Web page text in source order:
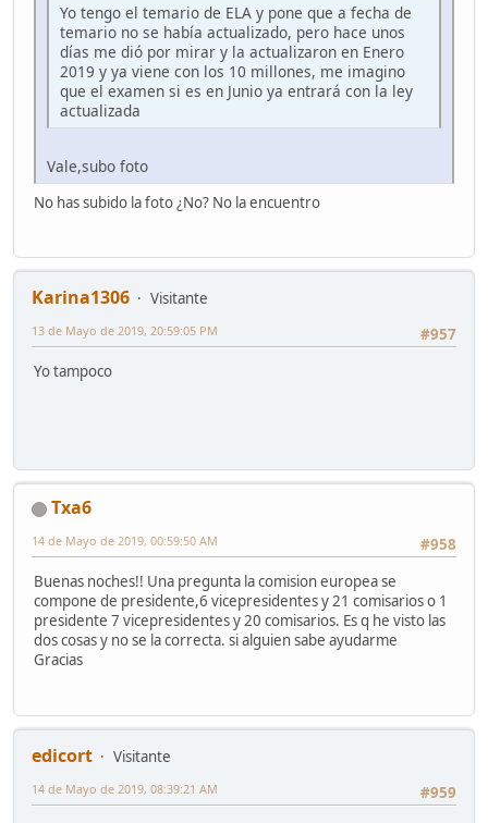
Yo tengo el temario de ELA y pone que a fecha de
temario no se había actualizado, pero hace unos
días me dió por mirar y la actualizaron en Enero
2019 y ya viene con los 10 millones, me imagino
que el examen si es en Junio ya entrará con la ley
actualizada
Vale,subo foto
No has subido la foto ¿No? No la encuentro
Karina1306
Visitante
#957
13 de Mayo de 2019, 20:59:05 PM
Yo tampoco
Txa6
#958
14 de Mayo de 2019, 00:59:50 AM
Buenas noches!! Una pregunta la comision europea se
compone de presidente,6 vicepresidentes y 21 comisarios o 1
presidente 7 vicepresidentes y 20 comisarios. Es q he visto las
dos cosas y no se la correcta. si alguien sabe ayudarme
Gracias
edicort
Visitante
#959
14 de Mayo de 2019, 08:39:21 AM